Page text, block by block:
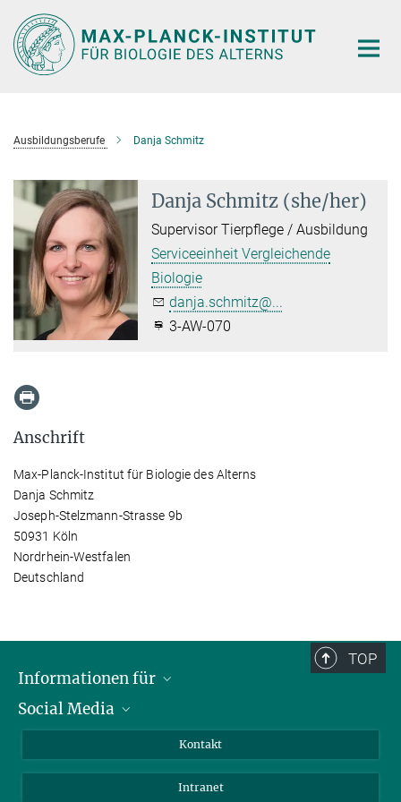
Hauptinhalt
Ausbildungsberufe Danja Schmitz
Danja Schmitz (she/her)
Supervisor Tierpflege / Ausbildung
Serviceeinheit Vergleichende
Biologie
danja.schmitz@...
3-AW-070
Anschrift
Max-Planck-Institut für Biologie des Alterns
Danja Schmitz
Joseph-Stelzmann-Strasse 9b
50931 Köln
Nordrhein-Westfalen
Deutschland
TOP
Informationen für
Bewerbende
Social Media
Kontakt
Intranet